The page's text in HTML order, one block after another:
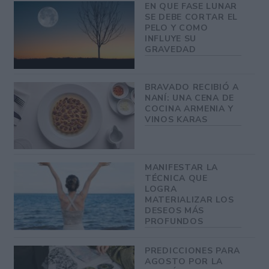
EN QUE FASE LUNAR
SE DEBE CORTAR EL
PELO Y COMO
INFLUYE SU
GRAVEDAD
BRAVADO RECIBIÓ A
NANÍ: UNA CENA DE
COCINA ARMENIA Y
VINOS KARAS
MANIFESTAR LA
TÉCNICA QUE
LOGRA
MATERIALIZAR LOS
DESEOS MÁS
PROFUNDOS
PREDICCIONES PARA
AGOSTO POR LA